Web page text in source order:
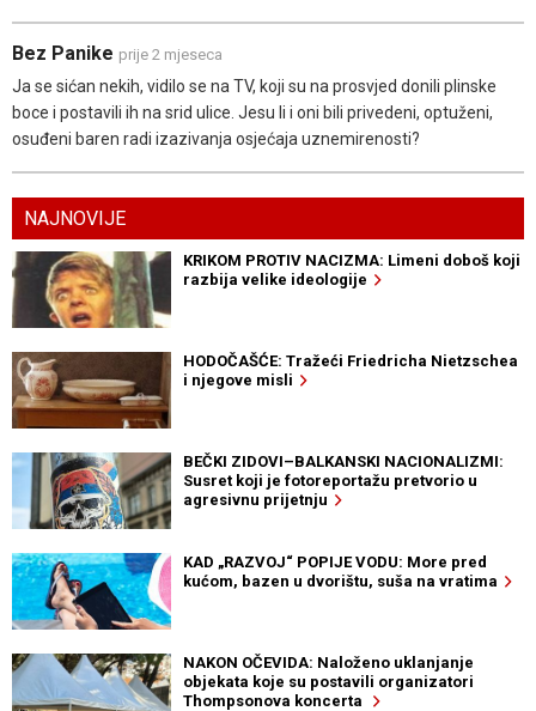
Bez Panike prije 2 mjeseca
Ja se sićan nekih, vidilo se na TV, koji su na prosvjed donili plinske
boce i postavili ih na srid ulice. Jesu li i oni bili privedeni, optuženi,
osuđeni baren radi izazivanja osjećaja uznemirenosti?
NAJNOVIJE
KRIKOM PROTIV NACIZMA: Limeni doboš koji
razbija velike ideologije
HODOČAŠĆE: Tražeći Friedricha Nietzschea
i njegove misli
BEČKI ZIDOVI–BALKANSKI NACIONALIZMI:
Susret koji je fotoreportažu pretvorio u
agresivnu prijetnju
KAD „RAZVOJ“ POPIJE VODU: More pred
kućom, bazen u dvorištu, suša na vratima
NAKON OČEVIDA: Naloženo uklanjanje
objekata koje su postavili organizatori
Thompsonova koncerta